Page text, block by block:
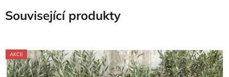
Související produkty
AKCE